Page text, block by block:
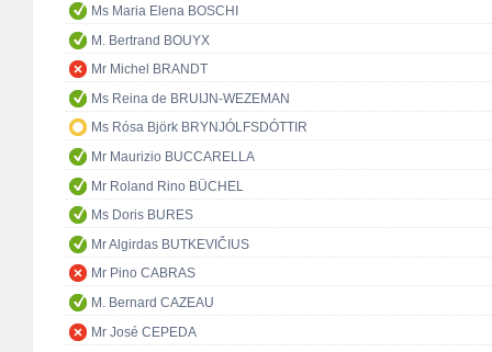
Ms Maria Elena BOSCHI
M. Bertrand BOUYX
Mr Michel BRANDT
Ms Reina de BRUIJN-WEZEMAN
Ms Rósa Björk BRYNJÓLFSDÓTTIR
Mr Maurizio BUCCARELLA
Mr Roland Rino BÜCHEL
Ms Doris BURES
Mr Algirdas BUTKEVIČIUS
Mr Pino CABRAS
M. Bernard CAZEAU
Mr José CEPEDA